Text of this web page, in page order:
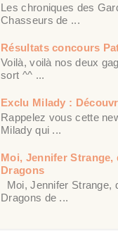
Les chroniques des
Chasseurs de ...
Résultats concours
Voilà, voilà nos deux
sort ^^ ...
Exclu Milady :
Rappelez vous cette
Milady qui ...
Moi, Jennifer Strange,
Dragons
Moi, Jennifer Strange,
Dragons de ...